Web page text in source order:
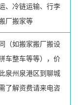
、冷链运输、行李
厂搬家等
（如搬家搬厂搬设
车整车等等），价
泉州泉港区到聊城
了解资费请来电咨